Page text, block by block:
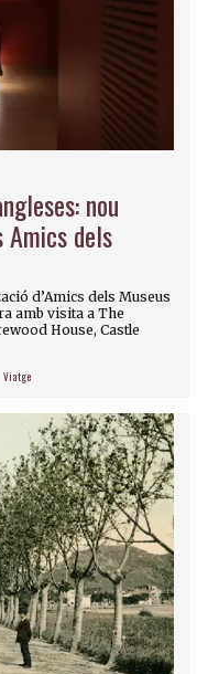
nou
dels
d’Amics dels Museus
amb visita a The
House, Castle
Viatge